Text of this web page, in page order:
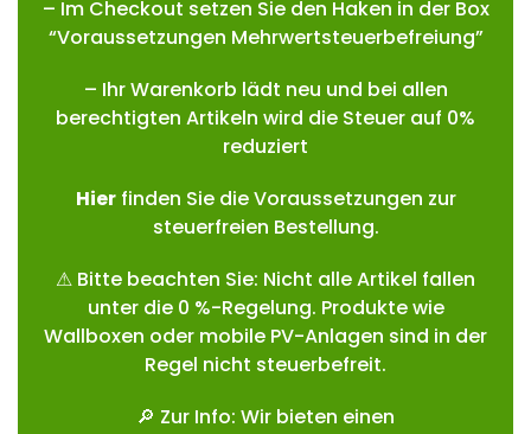
– Im Checkout setzen Sie den Haken in der Box
“Voraussetzungen Mehrwertsteuerbefreiung”
– Ihr Warenkorb lädt neu und bei allen
berechtigten Artikeln wird die Steuer auf 0%
reduziert
Hierfinden Sie die Voraussetzungen zur
steuerfreien Bestellung.
⚠ Bitte beachten Sie: Nicht alle Artikel fallen
unter die 0 %-Regelung. Produkte wie
Wallboxen oder mobile PV-Anlagen sind in der
Regel nicht steuerbefreit.
🔎 Zur Info: Wir bieten einen